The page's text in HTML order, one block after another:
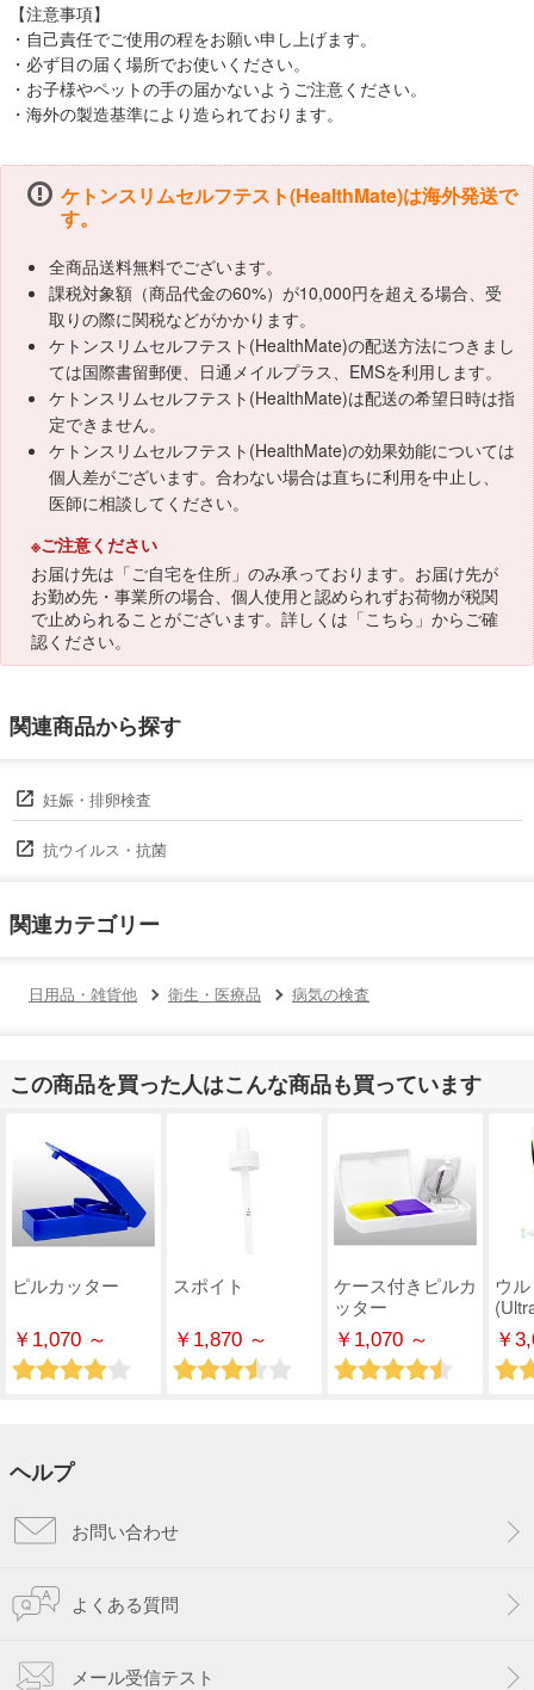
【注意事項】
・自己責任でご使用の程をお願い申し上げます。
・必ず目の届く場所でお使いください。
・お子様やペットの手の届かないようご注意ください。
・海外の製造基準により造られております。
ケトンスリムセルフテスト(HealthMate)は海外発送で
す。
全商品送料無料でございます。
課税対象額（商品代金の60%）が10,000円を超える場合、受
取りの際に関税などがかかります。
ケトンスリムセルフテスト(HealthMate)の配送方法につきまし
ては国際書留郵便、日通メイルプラス、EMSを利用します。
ケトンスリムセルフテスト(HealthMate)は配送の希望日時は指
定できません。
ケトンスリムセルフテスト(HealthMate)の効果効能については
個人差がございます。合わない場合は直ちに利用を中止し、
医師に相談してください。
※ご注意ください
お届け先は「ご自宅を住所」のみ承っております。お届け先が
お勤め先・事業所の場合、個人使用と認められずお荷物が税関
で止められることがございます。詳しくは「こちら 」からご確
認ください。
関連商品から探す
妊娠・排卵検査
抗ウイルス・抗菌
関連カテゴリー
日用品・雑貨他 衛生・医療品 病気の検査
この商品を買った人はこんな商品も買っています
ピルカッター
￥1,070 ～
スポイト
￥1,870 ～
ケース付きピルカ
ッター
￥1,070 ～
ウ
￥
ヘルプ
お問い合わせ
よくある質問
メール受信テスト